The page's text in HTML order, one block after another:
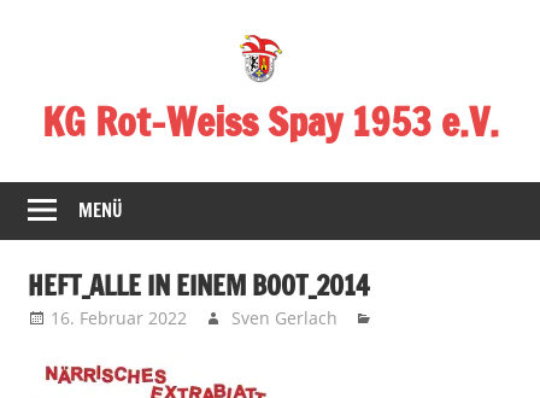
KG Rot-Weiss Spay 1953 e.V.
in
Spay!
MENÜ
HEFT_ALLE IN EINEM BOOT_2014
16. Februar 2022 Sven Gerlach